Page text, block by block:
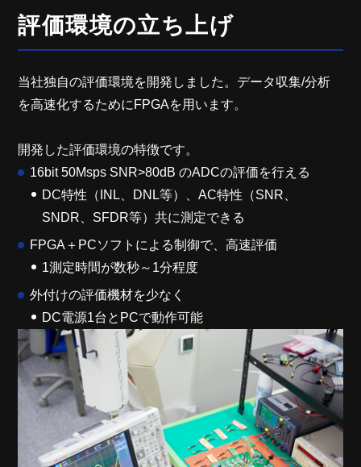
評価環境の立ち上げ
当社独自の評価環境を開発しました。データ収集/分析
を高速化するためにFPGAを用います。
開発した評価環境の特徴です。
16bit 50Msps SNR>80dB のADCの評価を行える
DC特性（INL、DNL等）、AC特性（SNR、
SNDR、SFDR等）共に測定できる
FPGA＋PCソフトによる制御で、高速評価
1測定時間が数秒～1分程度
外付けの評価機材を少なく
DC電源1台とPCで動作可能